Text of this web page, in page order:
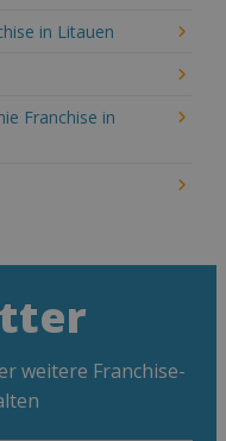
in Litauen
Franchise in
weitere Franchise-